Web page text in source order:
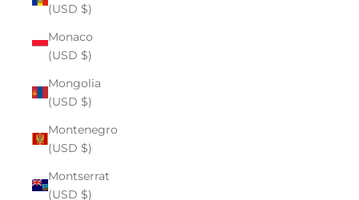
(USD $)
Monaco
(USD $)
Mongolia
(USD $)
Montenegro
(USD $)
Montserrat
(USD $)